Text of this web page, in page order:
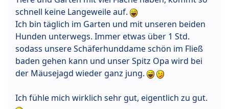
schnell keine Langeweile auf.
Ich bin täglich im Garten und mit unseren beiden
Hunden unterwegs. Immer etwas über 1 Std.
sodass unsere Schäferhunddame schön im Fließ
baden gehen kann und unser Spitz Opa wird bei
der Mäusejagd wieder ganz jung.
Ich fühle mich wirklich sehr gut, eigentlich zu gut.